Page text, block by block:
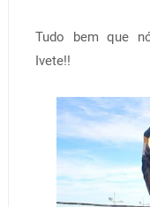
Tudo bem que
Ivete!!